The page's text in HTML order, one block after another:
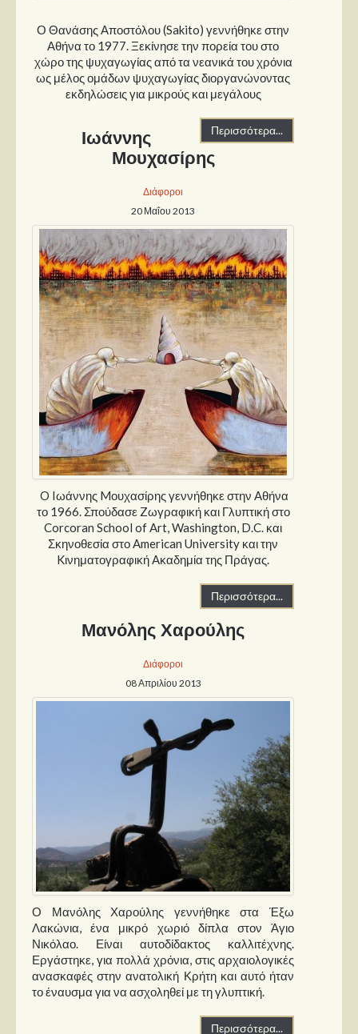
Ο Θανάσης Αποστόλου (Sakito) γεννήθηκε στην
Αθήνα το 1977. Ξεκίνησε την πορεία του στο
χώρο της ψυχαγωγίας από τα νεανικά του χρόνια
ως μέλος ομάδων ψυχαγωγίας διοργανώνοντας
εκδηλώσεις για μικρούς και μεγάλους
Περισσότερα...
Ιωάννης
Μουχασίρης
Διάφοροι
20 Μαΐου 2013
O Iωάννης Mουχασίρης γεννήθηκε στην Aθήνα
το 1966. Σπούδασε Zωγραφική και Γλυπτική στο
Corcoran School of Art, Washington, D.C. και
Σκηνοθεσία στο American University και την
Kινηματογραφική Aκαδημία της Πράγας.
Περισσότερα...
Μανόλης Χαρούλης
Διάφοροι
08 Απριλίου 2013
Ο Μανόλης Χαρούλης γεννήθηκε στα Έξω
Λακώνια, ένα μικρό χωριό δίπλα στον Άγιο
Νικόλαο. Είναι αυτοδίδακτος καλλιτέχνης.
Εργάστηκε, για πολλά χρόνια, στις αρχαιολογικές
ανασκαφές στην ανατολική Κρήτη και αυτό ήταν
το έναυσμα για να ασχοληθεί με τη γλυπτική.
Περισσότερα...